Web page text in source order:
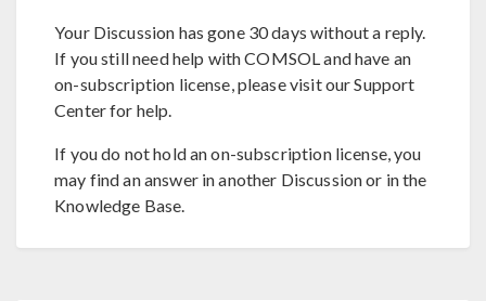
Your Discussion has gone 30 days without a reply.
If you still need help with COMSOL and have an
on-subscription license, please visit our Support
Center for help.
If you do not hold an on-subscription license, you
may find an answer in another Discussion or in the
Knowledge Base.